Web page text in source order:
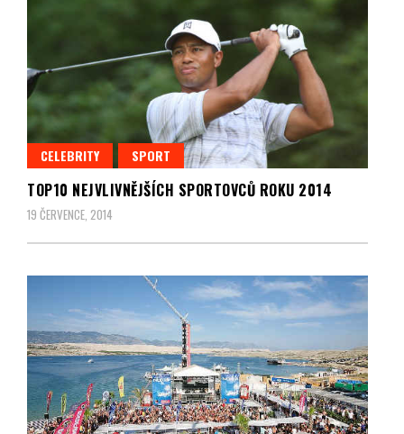
CELEBRITY SPORT
TOP10 NEJVLIVNĚJŠÍCH SPORTOVCŮ ROKU 2014
19 ČERVENCE, 2014